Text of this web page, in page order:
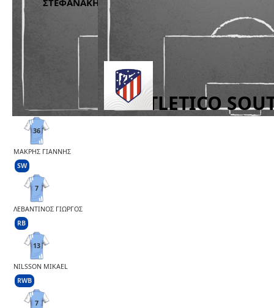
36
ΜΑΚΡΗΣ ΓΙΑΝΝΗΣ
SW
7
ΛΕΒΑΝΤΙΝΟΣ ΓΙΩΡΓΟΣ
RB
13
NILSSON MIKAEL
RWB
7